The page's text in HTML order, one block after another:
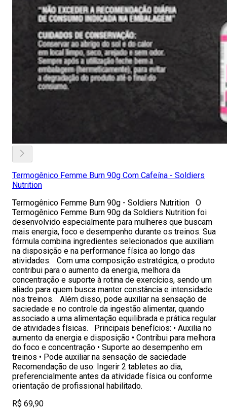
Termogênico Femme Burn 90g Com Cafeína - Soldiers
Nutrition
Termogênico Femme Burn 90g - Soldiers Nutrition O
Termogênico Femme Burn 90g da Soldiers Nutrition foi
desenvolvido especialmente para mulheres que buscam
mais energia, foco e desempenho durante os treinos. Sua
fórmula combina ingredientes selecionados que auxiliam
na disposição e na performance física ao longo das
atividades. Com uma composição estratégica, o produto
contribui para o aumento da energia, melhora da
concentração e suporte à rotina de exercícios, sendo um
aliado para quem busca manter constância e intensidade
nos treinos. Além disso, pode auxiliar na sensação de
saciedade e no controle da ingestão alimentar, quando
associado a uma alimentação equilibrada e prática regular
de atividades físicas. Principais benefícios: • Auxilia no
aumento da energia e disposição • Contribui para melhora
do foco e concentração • Suporte ao desempenho em
treinos • Pode auxiliar na sensação de saciedade
Recomendação de uso: Ingerir 2 tabletes ao dia,
preferencialmente antes da atividade física ou conforme
orientação de profissional habilitado.
R$ 69,90